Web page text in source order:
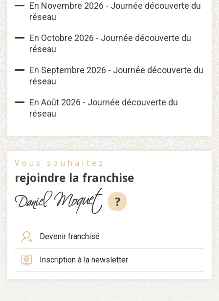
En Novembre 2026 - Journée découverte du
réseau
En Octobre 2026 - Journée découverte du
réseau
En Septembre 2026 - Journée découverte du
réseau
En Août 2026 - Journée découverte du
réseau
Vous souhaitez
rejoindre la franchise
?
Devenir franchisé
Inscription à la newsletter